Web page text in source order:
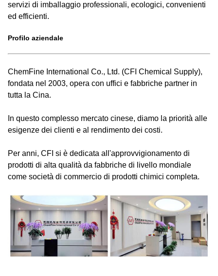
servizi di imballaggio professionali, ecologici, convenienti
ed efficienti.
Profilo aziendale
ChemFine International Co., Ltd. (CFI Chemical Supply),
fondata nel 2003, opera con uffici e fabbriche partner in
tutta la Cina.
In questo complesso mercato cinese, diamo la priorità alle
esigenze dei clienti e al rendimento dei costi.
Per anni, CFI si è dedicata all'approvvigionamento di
prodotti di alta qualità da fabbriche di livello mondiale
come società di commercio di prodotti chimici completa.